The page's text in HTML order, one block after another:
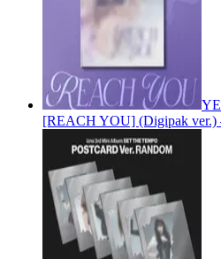
[REACH YOU] (Digipak ver.)